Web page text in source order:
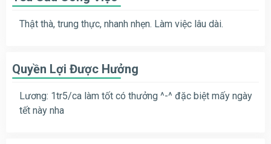
Thật thà, trung thực, nhanh nhẹn. Làm việc lâu dài.
Quyền Lợi Được Hưởng
Lương: 1tr5/ca làm tốt có thưởng ^-^ đặc biệt mấy ngày
tết này nha